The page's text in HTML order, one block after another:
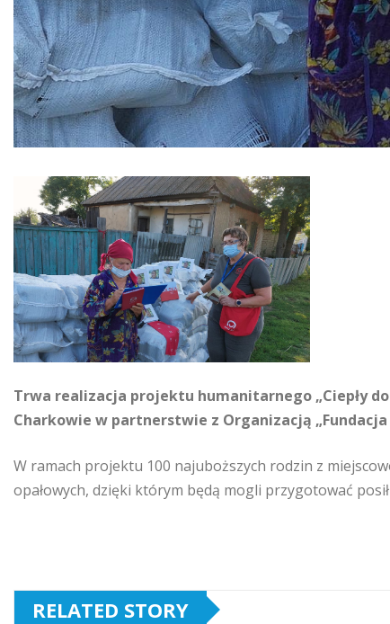
Trwa realizacja projektu humanitarnego „Ciepły
Charkowie w partnerstwie z Organizacją
W ramach projektu 100 najuboższych rodzin z
opałowych, dzięki którym będą mogli przygotować
RELATED STORY